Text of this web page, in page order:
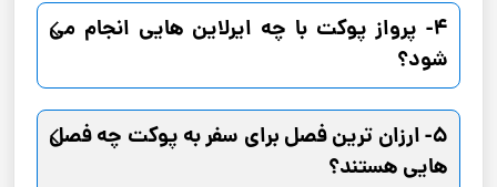
4- پرواز پوکت با چه ایرلاین هایی انجام می
شود؟
5- ارزان ترین فصل برای سفر به پوکت چه فصل
هایی هستند؟